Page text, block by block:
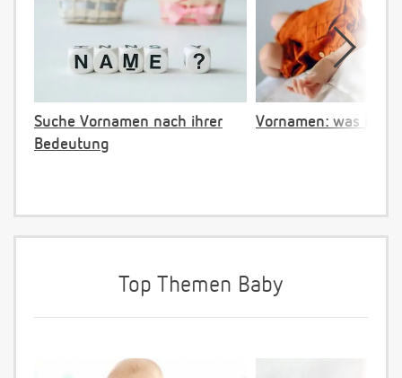
Suche Vornamen nach ihrer
Bedeutung
Vornamen: was ist
Top Themen Baby